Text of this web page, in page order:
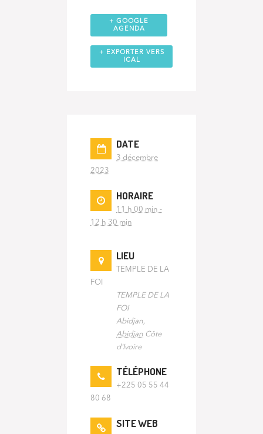
+ GOOGLE
AGENDA
+ EXPORTER VERS
ICAL
DATE
3 décembre
2023
HORAIRE
11 h 00 min -
12 h 30 min
LIEU
TEMPLE DE LA
FOI
TEMPLE DE LA
FOI
Abidjan
Abidjan Côte
d'Ivoire
TÉLÉPHONE
+225 05 55 44
80 68
SITE WEB